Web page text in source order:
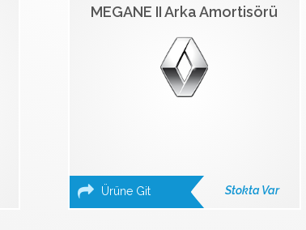
MEGANE II Arka Amortisörü
Ürüne Git Stokta Var